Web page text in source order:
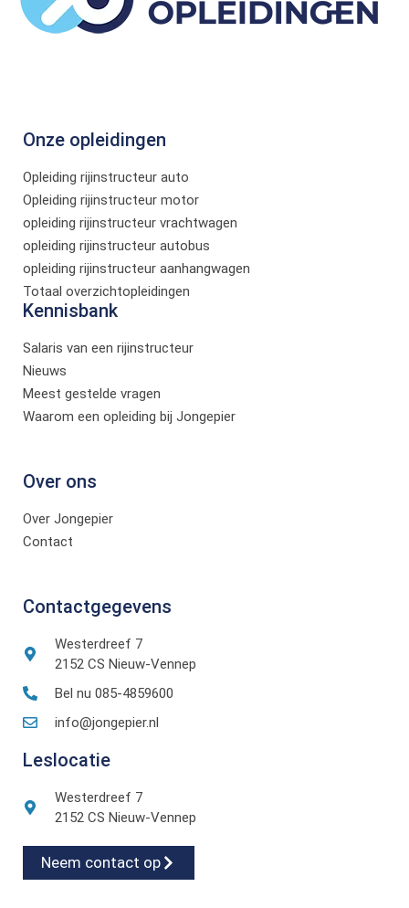
Onze opleidingen
Opleiding rijinstructeur auto
Opleiding rijinstructeur motor
opleiding rijinstructeur vrachtwagen
opleiding rijinstructeur autobus
opleiding rijinstructeur aanhangwagen
Totaal overzichtopleidingen
Kennisbank
Salaris van een rijinstructeur
Nieuws
Meest gestelde vragen
Waarom een opleiding bij Jongepier
Over ons
Over Jongepier
Contact
Contactgegevens
Westerdreef 7
2152 CS Nieuw-Vennep
Bel nu 085-4859600
info@jongepier.nl
Leslocatie
Westerdreef 7
2152 CS Nieuw-Vennep
Neem contact op